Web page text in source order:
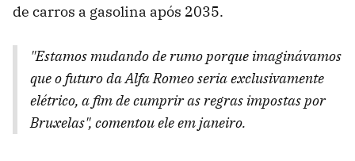
de carros a gasolina após 2035.
"Estamos mudando de rumo porque imaginávamos
que o futuro da Alfa Romeo seria exclusivamente
elétrico, a fim de cumprir as regras impostas por
Bruxelas", comentou ele em janeiro.